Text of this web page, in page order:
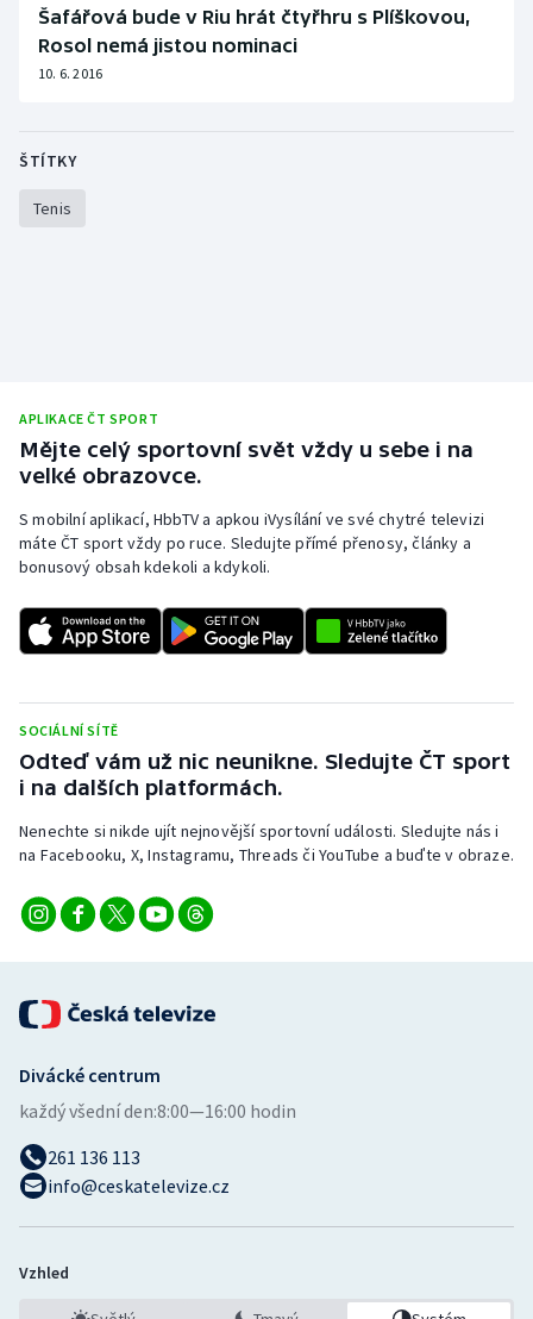
Lezení
Moderní pětiboj
Plážový volejbal
Ragby
Rychlobruslení
Rychlostní kanoistika
Stolní tenis
Triatlon
Veslování
Volejbal
Ostatní
Šafářová bude v Riu hrát čtyřhru s Plíškovou,
Rosol nemá jistou nominaci
10. 6. 2016
ŠTÍTKY
Tenis
APLIKACE ČT SPORT
Mějte celý sportovní svět vždy u sebe i na
velké obrazovce.
S mobilní aplikací, HbbTV a apkou iVysílání ve své chytré televizi
máte ČT sport vždy po ruce. Sledujte přímé přenosy, články a
bonusový obsah kdekoli a kdykoli.
SOCIÁLNÍ SÍTĚ
Odteď vám už nic neunikne. Sledujte ČT sport
i na dalších platformách.
Nenechte si nikde ujít nejnovější sportovní události. Sledujte nás i
na Facebooku, X, Instagramu, Threads či YouTube a buďte v obraze.
Divácké centrum
každý všední den:8:00—16:00 hodin
261 136 113
info@ceskatelevize.cz
Vzhled